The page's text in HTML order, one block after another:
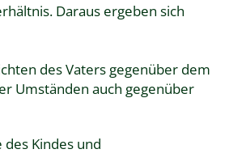
Daraus ergeben sich
des Vaters gegenüber dem
Umständen auch gegenüber
des Kindes und